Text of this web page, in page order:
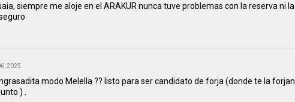
siempre me aloje en el ARAKUR nunca tuve problemas con la reserva ni la
2025
modo Melella ?? listo para ser candidato de forja (donde te la forjan
) .